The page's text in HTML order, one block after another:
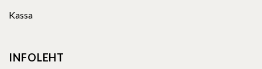
Kassa
INFOLEHT